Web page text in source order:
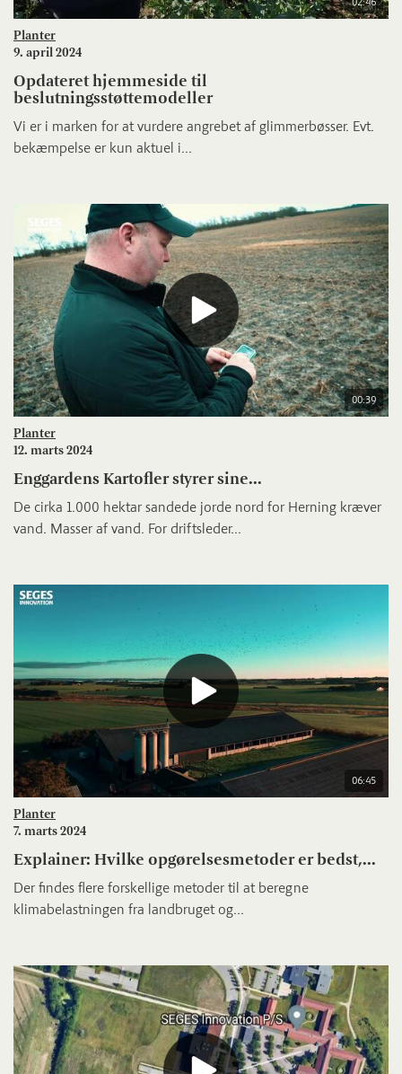
Planter
9. april 2024
Opdateret hjemmeside til
beslutningsstøttemodeller
Vi er i marken for at vurdere angrebet af glimmerbøsser. Evt.
bekæmpelse er kun aktuel i...
00:39
Planter
12. marts 2024
Enggardens Kartofler styrer sine...
De cirka 1.000 hektar sandede jorde nord for Herning kræver
vand. Masser af vand. For driftsleder...
06:45
Planter
7. marts 2024
Explainer: Hvilke opgørelsesmetoder er bedst,...
Der findes flere forskellige metoder til at beregne
klimabelastningen fra landbruget og...